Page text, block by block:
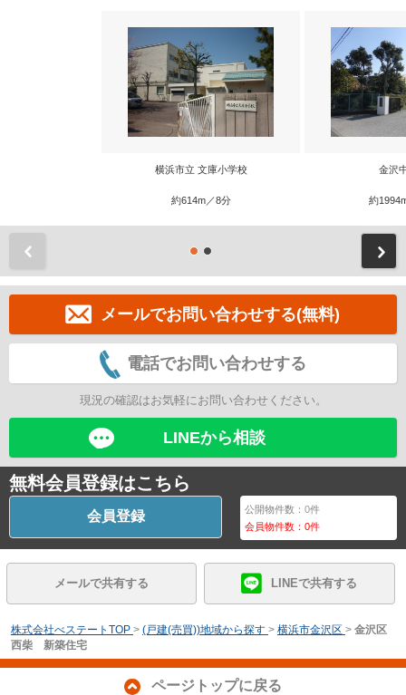
横浜市立 文庫小学校
約614m／8分
金沢
約
メールでお問い合わせする(無料)
電話でお問い合わせする
現況の確認はお気軽にお問い合わせください。
LINEから相談
無料会員登録はこちら
会員登録 公開物件数：0件
会員物件数：0件
メールで共有する LINEで共有する
株式会社べステートTOP > (戸建(売買))地域から探す > 横浜市金沢区 > 金沢区
西柴 新築住宅
ページトップに戻る